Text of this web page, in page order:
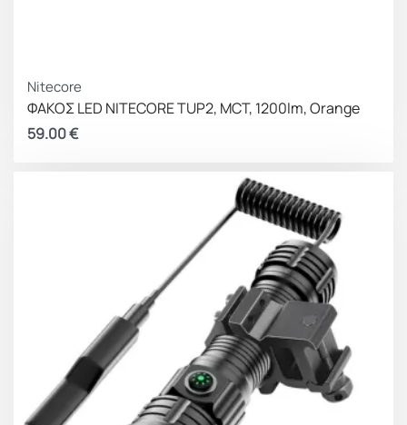
Nitecore
ΦΑΚΟΣ LED NITECORE TUP2, MCT, 1200lm, Orange
59.00€